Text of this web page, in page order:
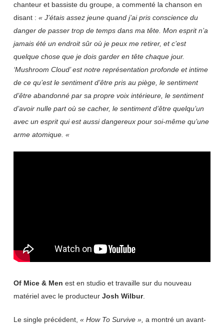
chanteur et bassiste du groupe, a commenté la chanson en
disant : « J’étais assez jeune quand j’ai pris conscience du
danger de passer trop de temps dans ma tête. Mon esprit n’a
jamais été un endroit sûr où je peux me retirer, et c’est
quelque chose que je dois garder en tête chaque jour.
‘Mushroom Cloud’ est notre représentation profonde et intime
de ce qu’est le sentiment d’être pris au piège, le sentiment
d’être abandonné par sa propre voix intérieure, le sentiment
d’avoir nulle part où se cacher, le sentiment d’être quelqu’un
avec un esprit qui est aussi dangereux pour soi-même qu’une
arme atomique. «
Of Mice & Men est en studio et travaille sur du nouveau
matériel avec le producteur Josh Wilbur.
Le single précédent, « How To Survive », a montré un avant-